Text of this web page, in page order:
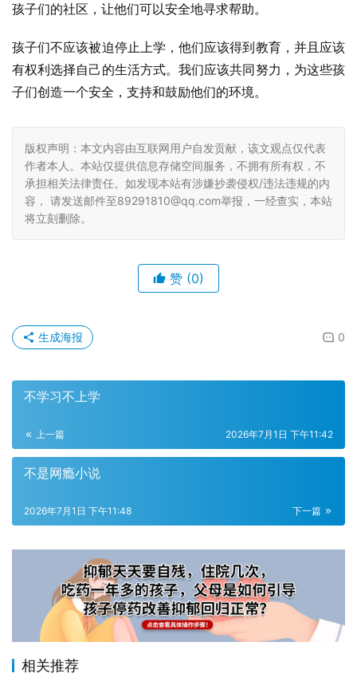
孩子们的社区，让他们可以安全地寻求帮助。
孩子们不应该被迫停止上学，他们应该得到教育，并且应该
有权利选择自己的生活方式。我们应该共同努力，为这些孩
子们创造一个安全，支持和鼓励他们的环境。
版权声明：本文内容由互联网用户自发贡献，该文观点仅代表
作者本人。本站仅提供信息存储空间服务，不拥有所有权，不
承担相关法律责任。如发现本站有涉嫌抄袭侵权/违法违规的内
容， 请发送邮件至89291810@qq.com举报，一经查实，本站
将立刻删除。
赞 (0)
0
生成海报
不学习不上学
上一篇 2026年7月1日 下午11:42
不是网瘾小说
下一篇
2026年7月1日 下午11:48
相关推荐